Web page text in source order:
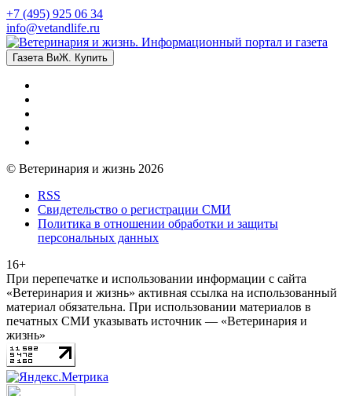
+7 (495) 925 06 34
info@vetandlife.ru
Газета ВиЖ. Купить
© Ветеринария и жизнь 2026
RSS
Свидетельство о регистрации СМИ
Политика в отношении обработки и защиты
персональных данных
16+
При перепечатке и использовании информации с сайта
«Ветеринария и жизнь» активная ссылка на использованный
материал обязательна. При использовании материалов в
печатных СМИ указывать источник — «Ветеринария и
жизнь»